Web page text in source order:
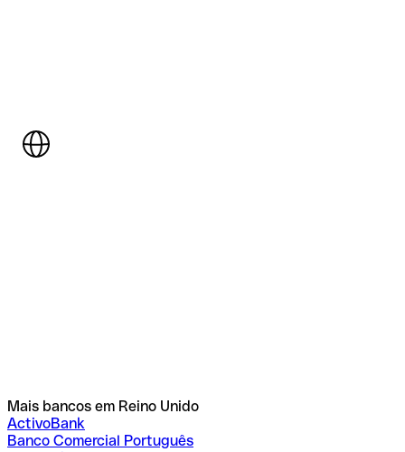
Mais bancos em Reino Unido
ActivoBank
Banco Comercial Português